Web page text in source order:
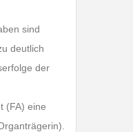
sind
deutlich
der
(FA) eine